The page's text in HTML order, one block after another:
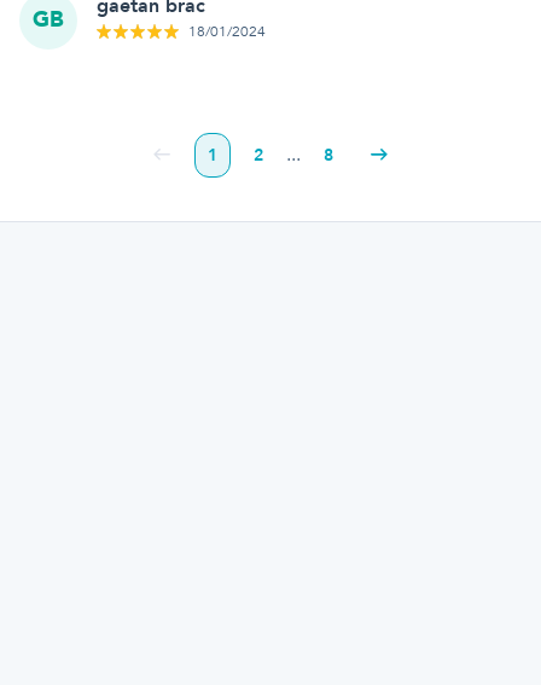
GB gaetan brac
18/01/2024
1 2 ... 8